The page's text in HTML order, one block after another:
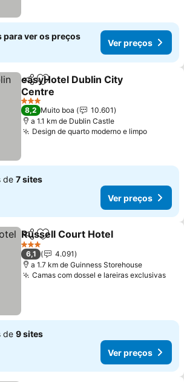
para ver os preços
Ver preços
PartilharAdicionar aos favoritos
easyHotel Dublin City
Centre
Ver preços
3 Estrelas
8,2 Muito boa
10.601
a 1.1 km de Dublin Castle
Design de quarto moderno e limpoVer
de 7 sites
Ver preços
PartilharAdicionar aos favoritos
Russell Court Hotel
3 Estrelas
6,1
4.091
a 1.7 km de Guinness Storehouse
Camas com dossel e lareiras exclusivasVer
de 9 sites
Ver preços